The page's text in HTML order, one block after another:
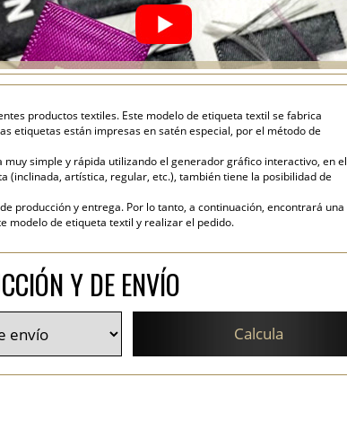
productos textiles. Este modelo de etiqueta textil se fabrica
etiquetas están impresas en satén especial, por el método de
simple y rápida utilizando el generador gráfico interactivo, en el
(inclinada, artística, regular, etc.), también tiene la posibilidad de
producción y entrega. Por lo tanto, a continuación, encontrará una
modelo de etiqueta textil y realizar el pedido.
Y DE ENVÍO
Calcula